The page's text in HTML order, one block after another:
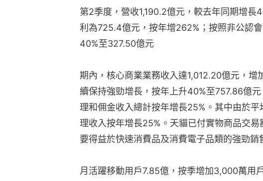
第2季度，營收1,190.2億元，較去年同期增長
利為725.4億元，按年增262%；按照非公認
40%至327.50億元
期內，核心商業業務收入達1,012.20億元，增
續保持強勁增長，按年上升40%至757.86億
理和佣金收入總計按年增長25%。其中由於
理收入按年增長25%。天貓已付實物商品交
要得益於快速消費品及消費電子品類的強勁銷
月活躍移動用戶7.85億，按季增加3,000萬用